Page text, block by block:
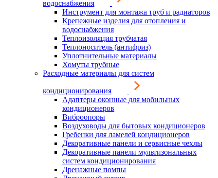
водоснабжения
Инструмент для монтажа труб и радиаторов
Крепежные изделия для отопления и
водоснабжения
Теплоизоляция трубчатая
Теплоноситель (антифриз)
Уплотнительные материалы
Хомуты трубные
Расходные материалы для систем
кондиционирования
Адаптеры оконные для мобильных
кондиционеров
Виброопоры
Воздуховоды для бытовых кондиционеров
Гребенки для ламелей кондиционеров
Декоративные панели и сервисные чехлы
Декоративные панели мультизональных
систем кондиционирования
Дренажные помпы